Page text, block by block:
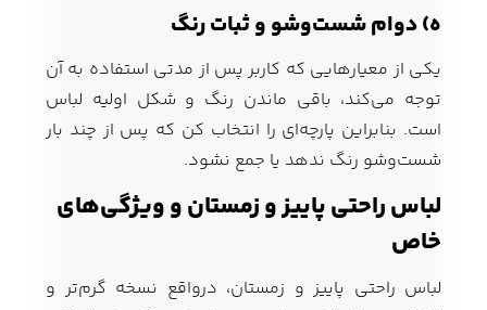
ه) دوام شست‌وشو و ثبات رنگ
یکی از معیارهایی که کاربر پس از مدتی استفاده به آن
توجه می‌کند، باقی ماندن رنگ و شکل اولیه لباس
است. بنابراین پارچه‌ای را انتخاب کن که پس از چند بار
شست‌وشو رنگ ندهد یا جمع نشود.
لباس راحتی پاییز و زمستان و ویژگی‌های
خاص
لباس راحتی پاییز و زمستان، درواقع نسخه گرم‌تر و